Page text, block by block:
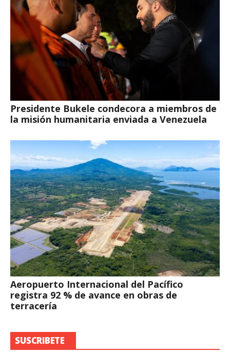
Presidente Bukele condecora a miembros de
la misión humanitaria enviada a Venezuela
Aeropuerto Internacional del Pacífico
registra 92 % de avance en obras de
terracería
SUSCRIBETE